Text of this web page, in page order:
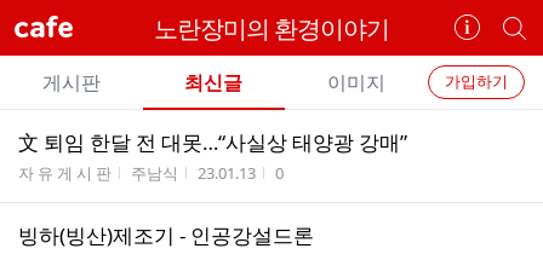
cafe 노란장미의 환경이야기
카
페
정
보
개
별
카
페
카
페
메
가입하기
게시판 최신글 이미지
체
글
리
文 퇴임 한달 전 대못…“사실상 태양광 강매”
게시판명
자 유 게 시 판 작성자
주남식 작성시간
23.01.13 조회수
0
빙하(빙산)제조기 - 인공강설드론